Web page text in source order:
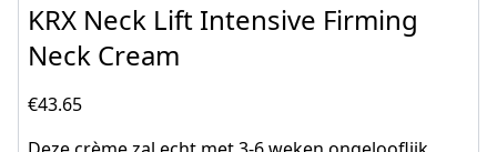
KRX Neck Lift Intensive Firming
Neck Cream
€43.65